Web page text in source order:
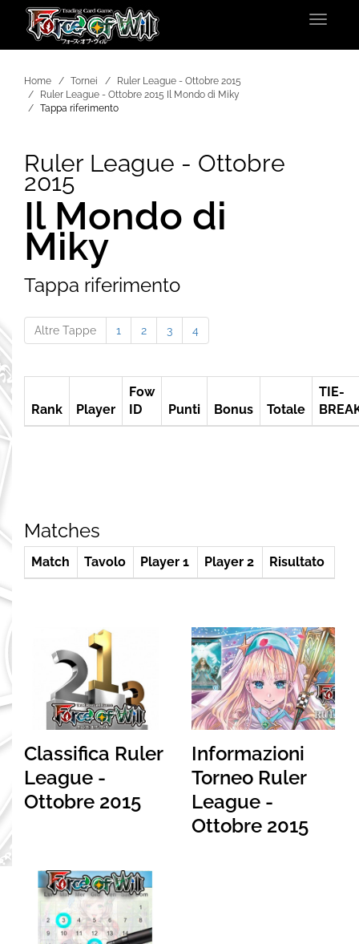
Toggle
Home Tornei
Ruler League - Ottobre 2015
Ruler League - Ottobre 2015 Il Mondo di Miky
Tappa riferimento
Ruler League - Ottobre
2015
Il Mondo di
Miky
Tappa riferimento
Altre Tappe 1 2 3 4
Rank Player
Fow
ID
Punti Bonus Totale
TIE-
Matches
Match Tavolo Player 1 Player 2 Risultato
Classifica Ruler
League -
Ottobre 2015
Informazioni
Torneo Ruler
League -
Ottobre 2015